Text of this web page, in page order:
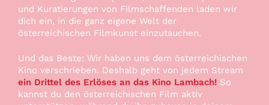
und Kuratierungen von Filmschaffenden laden wir
dich ein, in die ganz eigene Welt der
österreichischen Filmkunst einzutauchen.
Und das Beste: Wir haben uns dem österreichischen
Kino verschrieben. Deshalb geht von jedem Stream
ein Drittel des Erlöses an das Kino Lambach! So
kannst du den österreichischen Film aktiv